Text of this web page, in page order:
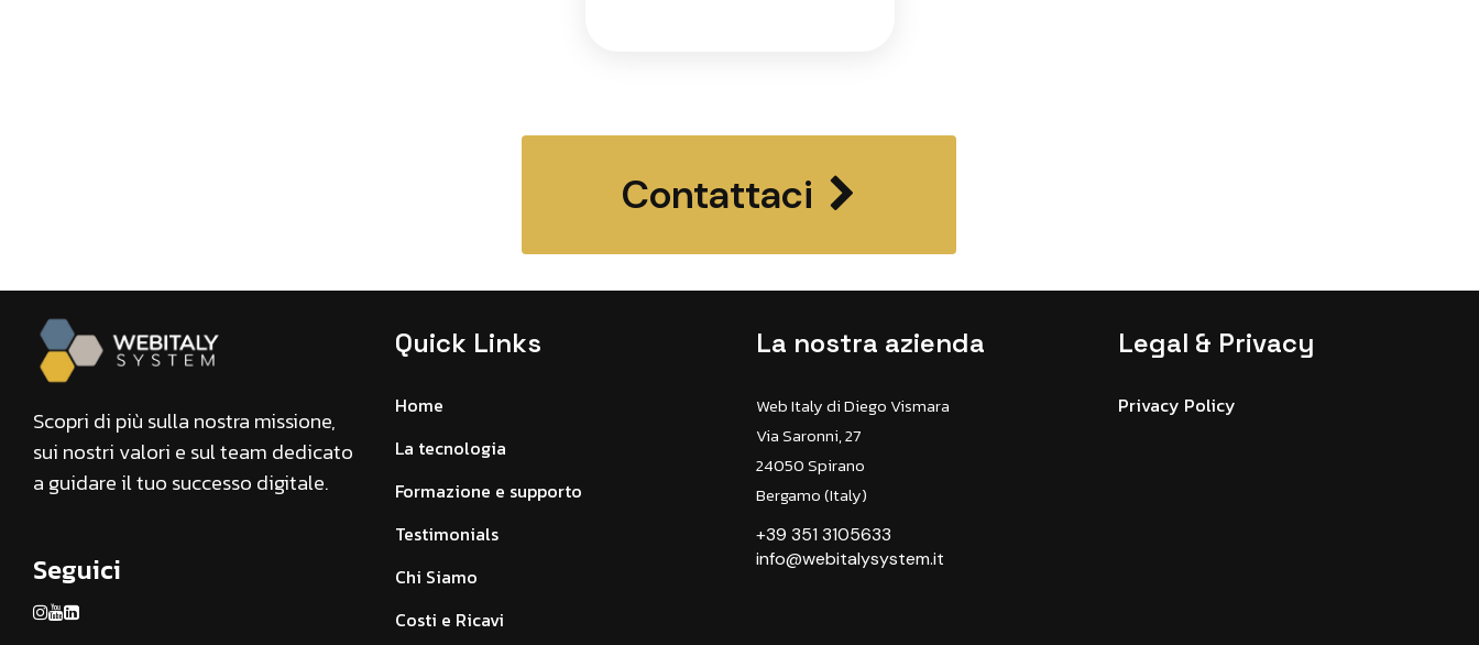
Contattaci
Scopri di più sulla nostra missione,
sui nostri valori e sul team dedicato
a guidare il tuo successo digitale.
Seguici
Quick Links
Home
La tecnologia
Formazione e supporto
Testimonials
Chi Siamo
Costi e Ricavi
La nostra azienda
Web Italy di Diego Vismara
Via Saronni, 27
24050 Spirano
Bergamo (Italy)
+39 351 3105633
info@webitalysystem.it
Legal & Privacy
Privacy Policy